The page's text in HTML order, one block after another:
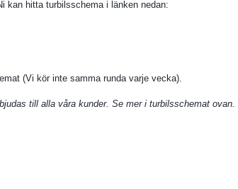
kan hitta turbilsschema i länken nedan:
(Vi kör inte samma runda varje vecka).
till alla våra kunder. Se mer i turbilsschemat ovan.